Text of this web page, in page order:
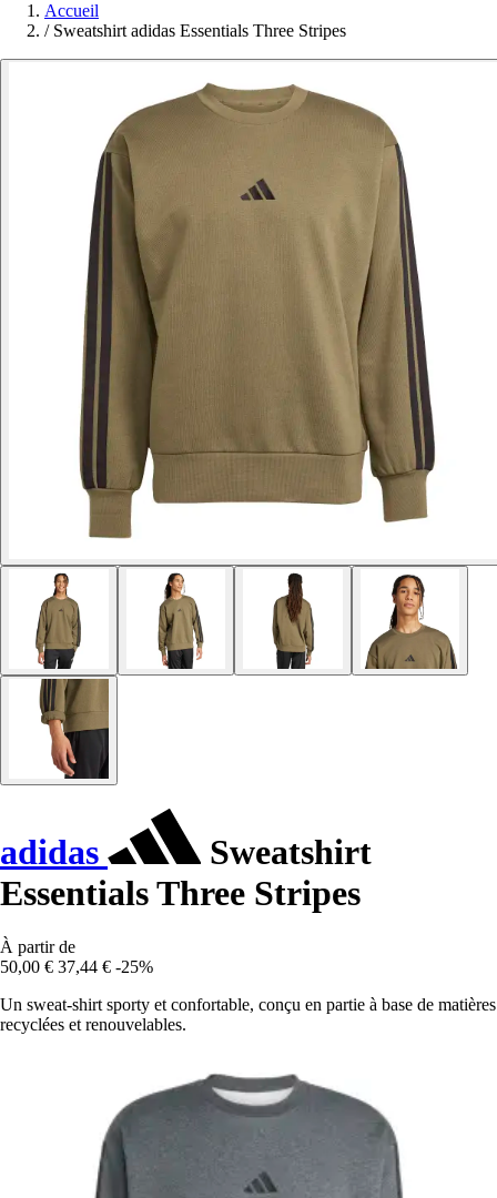
Accueil
/ Sweatshirt adidas Essentials Three Stripes
adidas
Sweatshirt
Essentials Three Stripes
À partir de
50,00 € 37,44 € -25%
Un sweat-shirt sporty et confortable, conçu en partie à base de matières
recyclées et renouvelables.